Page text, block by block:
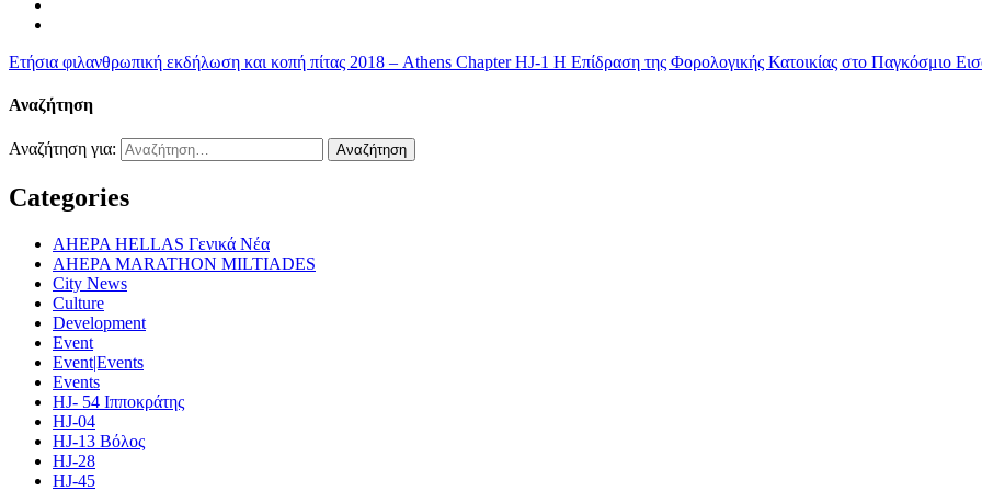
Ετήσια φιλανθρωπική εκδήλωση και κοπή πίτας 2018 – Athens Chapter HJ-1 Η Επίδραση της Φορολογικής Κατοικίας στο Παγκόσμιο
Αναζήτηση
Αναζήτηση για:
Categories
AHEPA HELLAS Γενικά Νέα
AHEPA MARATHON MILTIADES
City News
Culture
Development
Event
Event|Events
Events
HJ- 54 Ιπποκράτης
HJ-04
HJ-13 Βόλος
HJ-28
HJ-45